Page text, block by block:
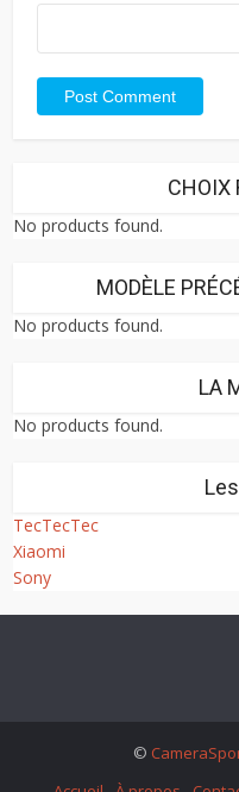
CHOIX
No products found.
MODÈLE
No products found.
LA
No products found.
TecTecTec
Xiaomi
Sony
©